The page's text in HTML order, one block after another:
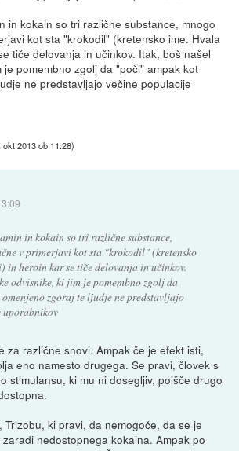
in kokain so tri različne substance, mnogo
kot sta "krokodil" (kretensko ime. Hvala
tiče delovanja in učinkov. Itak, boš našel
je pomembno zgolj da "poči" ampak kot
ne predstavljajo večine populacije
okt 2013 ob 11:28)
in kokain so tri različne substance,
v primerjavi kot sta "krokodil" (kretensko
in heroin kar se tiče delovanja in učinkov.
odvisnike, ki jim je pomembno zgolj da
zgoraj te ljudje ne predstavljajo
uporabnikov
za različne snovi. Ampak če je efekt isti,
eno namesto drugega. Se pravi, človek s
stimulansu, ki mu ni dosegljiv, poišče drugo
Trizobu, ki pravi, da nemogoče, da se je
nedostopnega kokaina. Ampak po